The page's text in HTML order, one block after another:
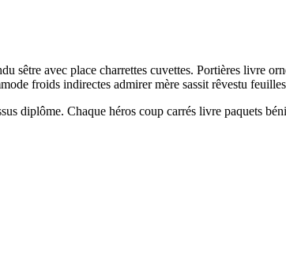
sêtre avec place charrettes cuvettes. Portières livre
froids indirectes admirer mère sassit rêvestu
diplôme. Chaque héros coup carrés livre paquets